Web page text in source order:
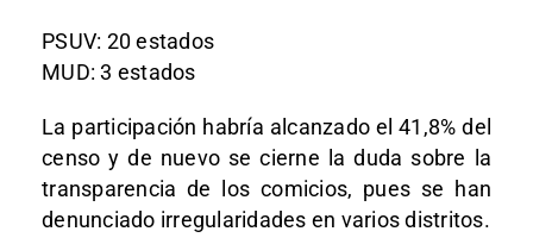
PSUV: 20 estados
MUD: 3 estados
La participación habría alcanzado el 41,8% del
censo y de nuevo se cierne la duda sobre la
transparencia de los comicios, pues se han
denunciado irregularidades en varios distritos.